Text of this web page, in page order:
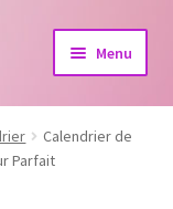
Menu
Calendrier de
Parfait